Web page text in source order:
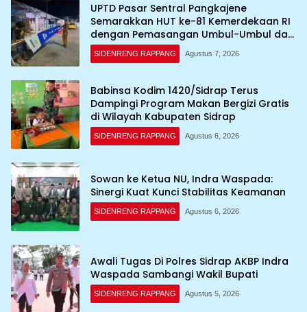
UPTD Pasar Sentral Pangkajene
Semarakkan HUT ke-81 Kemerdekaan RI
dengan Pemasangan Umbul-Umbul dan
Dekorasi Merah Putih
SIDENRENG RAPPANG Agustus 7, 2026
Babinsa Kodim 1420/Sidrap Terus
Dampingi Program Makan Bergizi Gratis
di Wilayah Kabupaten Sidrap
SIDENRENG RAPPANG Agustus 6, 2026
Sowan ke Ketua NU, Indra Waspada:
Sinergi Kuat Kunci Stabilitas Keamanan
SIDENRENG RAPPANG Agustus 6, 2026
Awali Tugas Di Polres Sidrap AKBP Indra
Waspada Sambangi Wakil Bupati
SIDENRENG RAPPANG Agustus 5, 2026